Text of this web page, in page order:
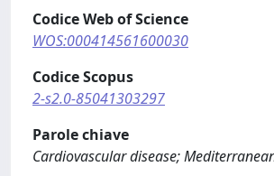
Codice Web of Science
WOS:000414561600030
Codice Scopus
2-s2.0-85041303297
Parole chiave
Cardiovascular disease;